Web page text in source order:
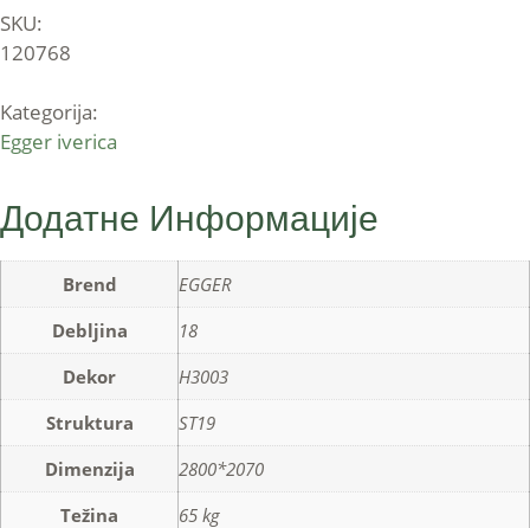
SKU:
120768
Kategorija:
Egger iverica
Додатне Информације
Brend
EGGER
Debljina
18
Dekor
H3003
Struktura
ST19
Dimenzija
2800*2070
Težina
65 kg